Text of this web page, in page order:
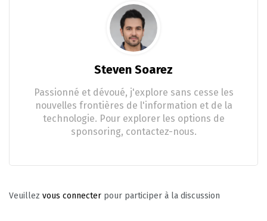
Steven Soarez
Passionné et dévoué, j'explore sans cesse les
nouvelles frontières de l'information et de la
technologie. Pour explorer les options de
sponsoring, contactez-nous.
Veuillez vous connecter pour participer à la discussion